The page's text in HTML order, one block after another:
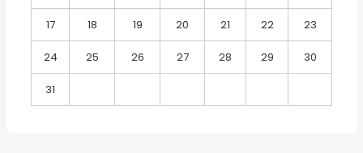
17 18 19 20 21 22 23
24 25 26 27 28 29 30
31